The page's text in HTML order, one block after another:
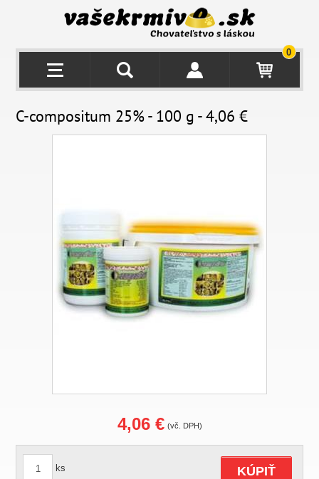
0
C-compositum 25% - 100 g - 4,06 €
4,06 € (vč. DPH)
ks KÚPIŤ